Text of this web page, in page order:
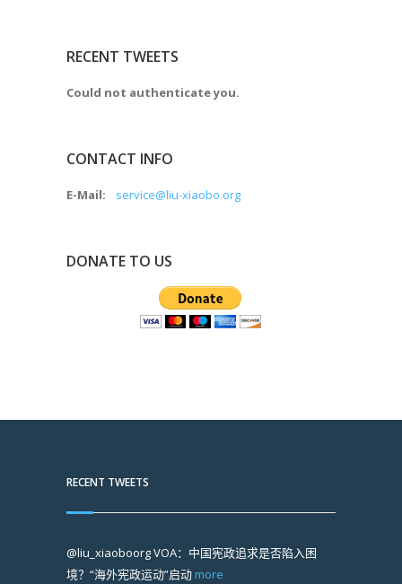
RECENT TWEETS
Could not authenticate you.
CONTACT INFO
E-Mail: service@liu-xiaobo.org
DONATE TO US
RECENT TWEETS
@liu_xiaoboorgVOA：中国宪政追求是否陷入困
境？“海外宪政运动”启动 more